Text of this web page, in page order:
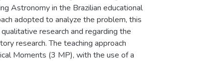
Astronomy in the Brazilian educational
adopted to analyze the problem, this
research and regarding the
research. The teaching approach
Moments (3 MP), with the use of a